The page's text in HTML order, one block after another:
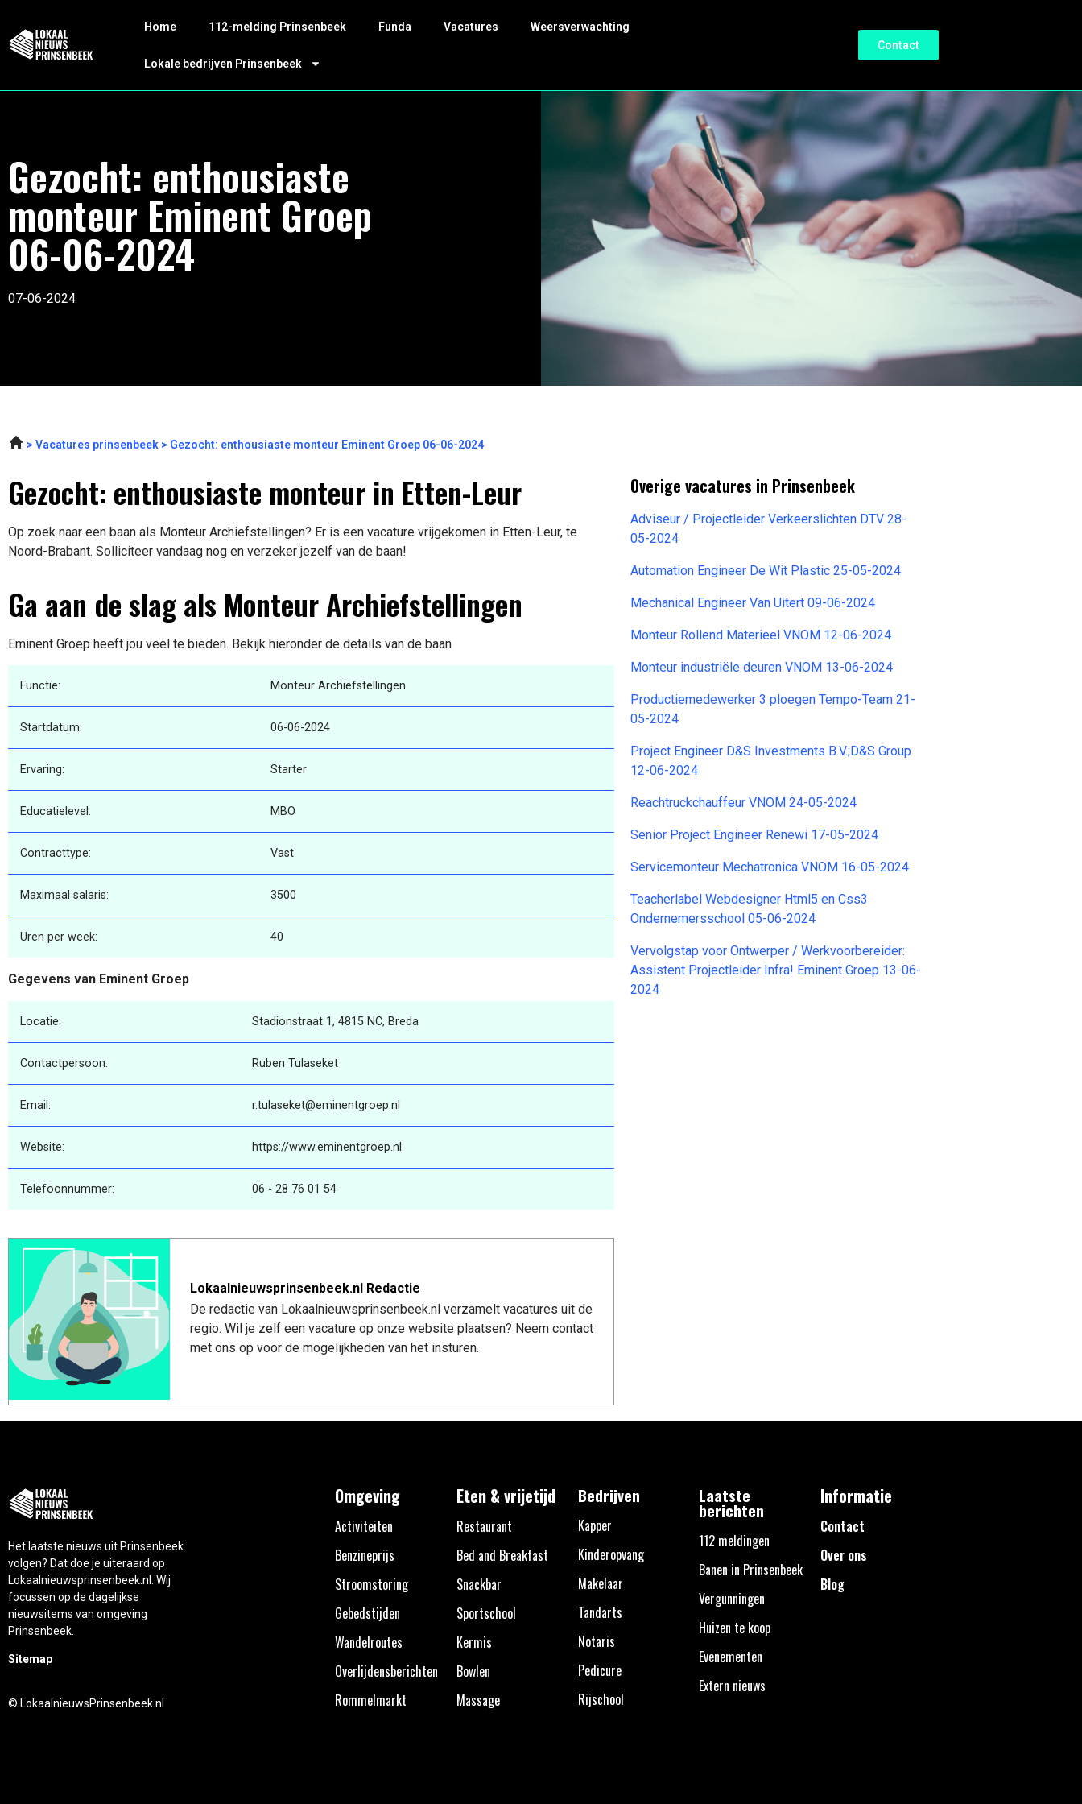
Home 112-melding Prinsenbeek Funda Vacatures Weersverwachting
Lokale bedrijven Prinsenbeek
Contact
Gezocht: enthousiaste
monteur Eminent Groep
06-06-2024
07-06-2024
Vacatures prinsenbeek Gezocht: enthousiaste monteur Eminent Groep 06-06-2024
Gezocht: enthousiaste monteur in Etten-Leur
Op zoek naar een baan als Monteur Archiefstellingen? Er is een vacature vrijgekomen in Etten-Leur, te
Noord-Brabant. Solliciteer vandaag nog en verzeker jezelf van de baan!
Ga aan de slag als Monteur Archiefstellingen
Eminent Groep heeft jou veel te bieden. Bekijk hieronder de details van de baan
Functie: Monteur Archiefstellingen
Startdatum: 06-06-2024
Ervaring: Starter
Educatielevel: MBO
Contracttype: Vast
Maximaal salaris: 3500
Uren per week: 40
Gegevens van Eminent Groep
Locatie: Stadionstraat 1, 4815 NC, Breda
Contactpersoon: Ruben Tulaseket
Email: r.tulaseket@eminentgroep.nl
Website: https://www.eminentgroep.nl
Telefoonnummer: 06 - 28 76 01 54
Lokaalnieuwsprinsenbeek.nl Redactie
De redactie van Lokaalnieuwsprinsenbeek.nl verzamelt vacatures uit de
regio. Wil je zelf een vacature op onze website plaatsen? Neem contact
met ons op voor de mogelijkheden van het insturen.
Overige vacatures in Prinsenbeek
Adviseur / Projectleider Verkeerslichten DTV 28-
05-2024
Automation Engineer De Wit Plastic 25-05-2024
Mechanical Engineer Van Uitert 09-06-2024
Monteur Rollend Materieel VNOM 12-06-2024
Monteur industriële deuren VNOM 13-06-2024
Productiemedewerker 3 ploegen Tempo-Team 21-
05-2024
Project Engineer D&S Investments B.V.;D&S Group
12-06-2024
Reachtruckchauffeur VNOM 24-05-2024
Senior Project Engineer Renewi 17-05-2024
Servicemonteur Mechatronica VNOM 16-05-2024
Teacherlabel Webdesigner Html5 en Css3
Ondernemersschool 05-06-2024
Vervolgstap voor Ontwerper / Werkvoorbereider:
Assistent Projectleider Infra! Eminent Groep 13-06-
2024
Het laatste nieuws uit Prinsenbeek
volgen? Dat doe je uiteraard op
Lokaalnieuwsprinsenbeek.nl. Wij
focussen op de dagelijkse
nieuwsitems van omgeving
Prinsenbeek.
Sitemap
© LokaalnieuwsPrinsenbeek.nl
Omgeving
Activiteiten
Benzineprijs
Stroomstoring
Gebedstijden
Wandelroutes
Overlijdensberichten
Rommelmarkt
Eten & vrijetijd
Restaurant
Bed and Breakfast
Snackbar
Sportschool
Kermis
Bowlen
Massage
Bedrijven
Kapper
Kinderopvang
Makelaar
Tandarts
Notaris
Pedicure
Rijschool
Laatste
berichten
112 meldingen
Banen in Prinsenbeek
Vergunningen
Huizen te koop
Evenementen
Extern nieuws
Informatie
Contact
Over ons
Blog